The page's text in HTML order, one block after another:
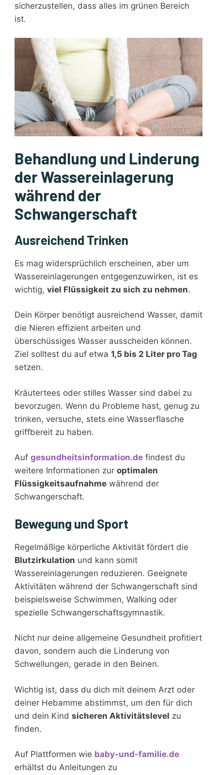
sicherzustellen, dass alles im grünen Bereich
ist.
Behandlung und Linderung
der Wassereinlagerung
während der
Schwangerschaft
Ausreichend Trinken
Es mag widersprüchlich erscheinen, aber um
Wassereinlagerungen entgegenzuwirken, ist es
wichtig, viel Flüssigkeit zu sich zu nehmen.
Dein Körper benötigt ausreichend Wasser, damit
die Nieren effizient arbeiten und
überschüssiges Wasser ausscheiden können.
Ziel solltest du auf etwa 1,5 bis 2 Liter pro Tag
setzen.
Kräutertees oder stilles Wasser sind dabei zu
bevorzugen. Wenn du Probleme hast, genug zu
trinken, versuche, stets eine Wasserflasche
griffbereit zu haben.
Auf gesundheitsinformation.de findest du
weitere Informationen zur optimalen
Flüssigkeitsaufnahme während der
Schwangerschaft.
Bewegung und Sport
Regelmäßige körperliche Aktivität fördert die
Blutzirkulation und kann somit
Wassereinlagerungen reduzieren. Geeignete
Aktivitäten während der Schwangerschaft sind
beispielsweise Schwimmen, Walking oder
spezielle Schwangerschaftsgymnastik.
Nicht nur deine allgemeine Gesundheit profitiert
davon, sondern auch die Linderung von
Schwellungen, gerade in den Beinen.
Wichtig ist, dass du dich mit deinem Arzt oder
deiner Hebamme abstimmst, um den für dich
und dein Kind sicheren Aktivitätslevel zu
finden.
Auf Plattformen wie baby-und-familie.de
erhältst du Anleitungen zu